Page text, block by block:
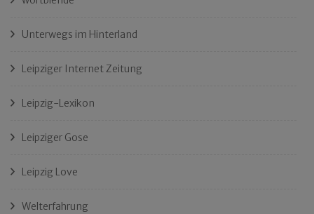
Unterwegs im Hinterland
Leipziger Internet Zeitung
Leipzig-Lexikon
Leipziger Gose
Leipzig Love
Welterfahrung